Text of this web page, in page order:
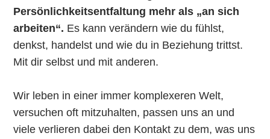
Persönlichkeitsentfaltung mehr als „an sich
arbeiten“. Es kann verändern wie du fühlst,
denkst, handelst und wie du in Beziehung trittst.
Mit dir selbst und mit anderen.
Wir leben in einer immer komplexeren Welt,
versuchen oft mitzuhalten, passen uns an und
viele verlieren dabei den Kontakt zu dem, was uns